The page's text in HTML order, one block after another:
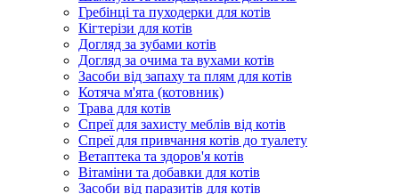
Гребінці та пуходерки для котів
Кігтерізи для котів
Догляд за зубами котів
Догляд за очима та вухами котів
Засоби від запаху та плям для котів
Котяча м'ята (котовник)
Трава для котів
Спреї для захисту меблів від котів
Спреї для привчання котів до туалету
Ветаптека та здоров'я котів
Вітаміни та добавки для котів
Засоби від паразитів для котів